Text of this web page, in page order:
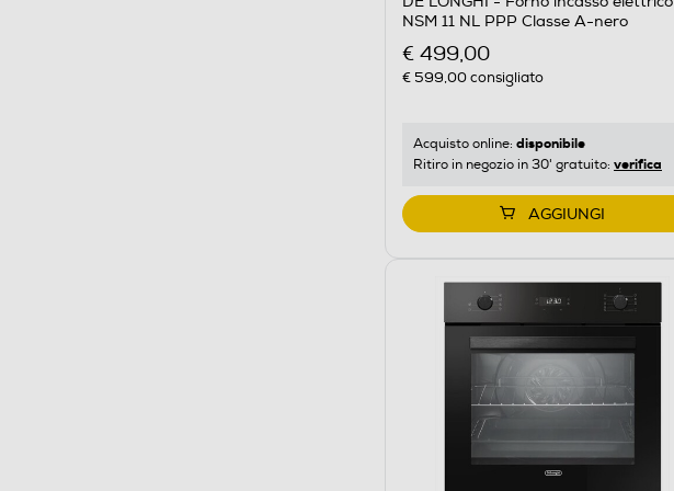
NSM 11 NL PPP Classe A-nero
€ 499,00
€ 599,00consigliato
Acquisto online: disponibile
Ritiro in negozio in 30' gratuito: verifica
AGGIUNGI